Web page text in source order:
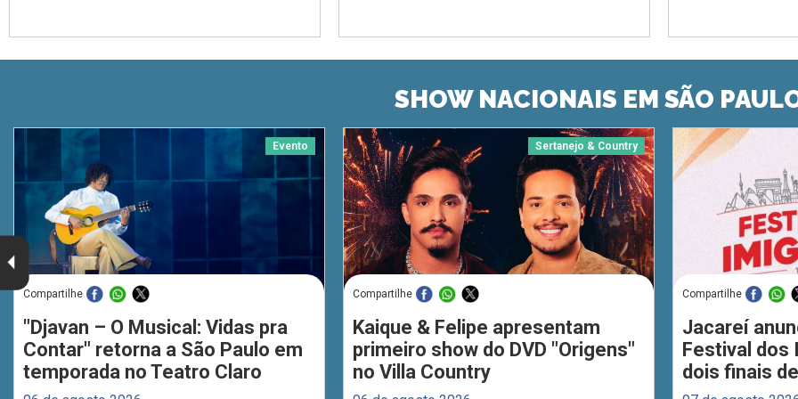
SHOW NACIONAIS EM SÃO
Evento
Compartilhe
"Djavan – O Musical: Vidas pra
Contar" retorna a São Paulo em
temporada no Teatro Claro
Sertanejo & Country
Compartilhe
Kaique & Felipe apresentam
primeiro show do DVD "Origens"
no Villa Country
Compartilhe
Jacareí
Festival dos
dois finais